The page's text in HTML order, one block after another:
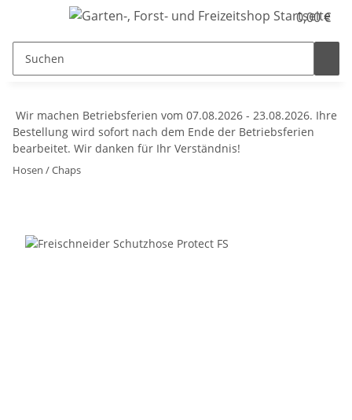
0,00 €
Wir machen Betriebsferien vom 07.08.2026 - 23.08.2026. Ihre
Bestellung wird sofort nach dem Ende der Betriebsferien
bearbeitet. Wir danken für Ihr Verständnis!
Hosen / Chaps